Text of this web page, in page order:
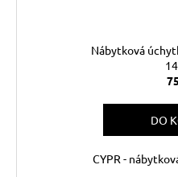
Nábytková
DO
CYPR -